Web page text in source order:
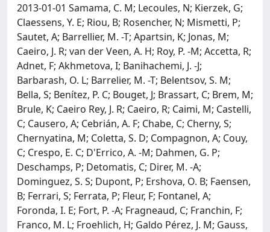
2013-01-01 Samama, C. M; Lecoules, N; Kierzek, G;
Claessens, Y. E; Riou, B; Rosencher, N; Mismetti, P;
Sautet, A; Barrellier, M. -T; Apartsin, K; Jonas, M;
Caeiro, J. R; van der Veen, A. H; Roy, P. -M; Accetta, R;
Adnet, F; Akhmetova, I; Banihachemi, J. -J;
Barbarash, O. L; Barrelier, M. -T; Belentsov, S. M;
Bella, S; Benítez, P. C; Bouget, J; Brassart, C; Brem, M;
Brule, K; Caeiro Rey, J. R; Caeiro, R; Caimi, M; Castelli,
C; Causero, A; Cebrián, A. F; Chabe, C; Cherny, S;
Chernyatina, M; Coletta, S. D; Compagnon, A; Couy,
C; Crespo, E. C; D'Errico, A. -M; Dahmen, G. P;
Deschamps, P; Detomatis, C; Direr, M. -A;
Dominguez, S. S; Dupont, P; Ershova, O. B; Faensen,
B; Ferrari, S; Ferrata, P; Fleur, F; Fontanel, A;
Foronda, I. E; Fort, P. -A; Fragneaud, C; Franchin, F;
Franco, M. L; Froehlich, H; Galdo Pérez, J. M; Gauss,